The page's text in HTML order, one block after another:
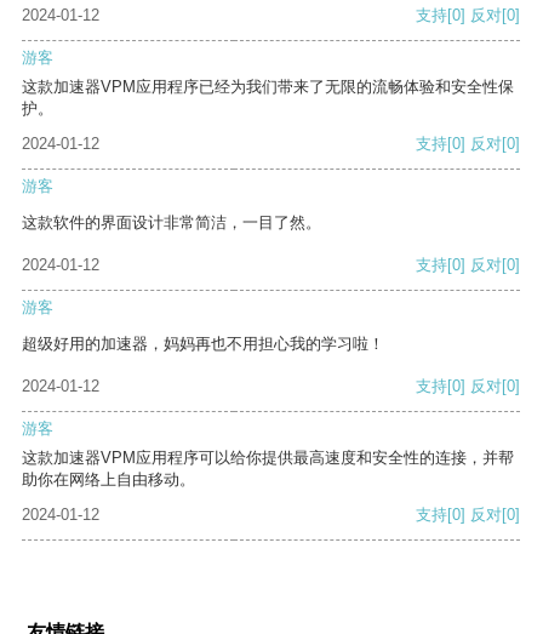
2024-01-12 支持[0] 反对[0]
游客
这款加速器VPM应用程序已经为我们带来了无限的流畅体验和安全性保
护。
2024-01-12
支持[0] 反对[0]
游客
这款软件的界面设计非常简洁，一目了然。
2024-01-12 支持[0] 反对[0]
游客
超级好用的加速器，妈妈再也不用担心我的学习啦！
2024-01-12 支持[0] 反对[0]
游客
这款加速器VPM应用程序可以给你提供最高速度和安全性的连接，并帮
助你在网络上自由移动。
2024-01-12
支持[0] 反对[0]